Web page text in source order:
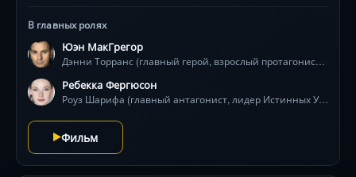
В главных ролях
Юэн МакГрегор
Дэнни Торранс (главный герой, взрослый протагонист с сиянием)
Ребекка Фергюсон
Роуз Шарифа (главный антагонист, лидер Истинных Узлов)
Фильм